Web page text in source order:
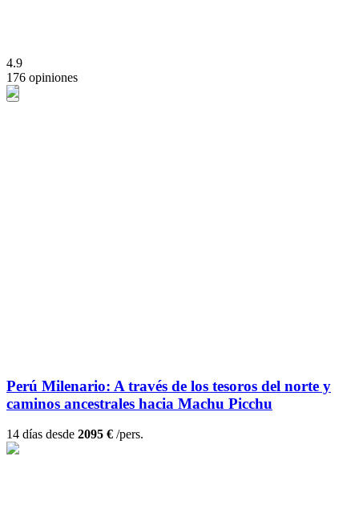
4.9
176 opiniones
Perú Milenario: A través de los tesoros del norte y
caminos ancestrales hacia Machu Picchu
14 días desde 2095 € /pers.